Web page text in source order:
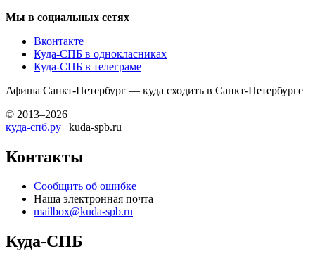
Мы в социальных сетях
Вконтакте
Куда-СПБ в однокласниках
Куда-СПБ в телеграме
Афиша Санкт-Петербург — куда сходить в Санкт-Петербурге
© 2013–2026
куда-спб.ру | kuda-spb.ru
Контакты
Сообщить об ошибке
Наша электронная почта
mailbox@kuda-spb.ru
Куда-СПБ